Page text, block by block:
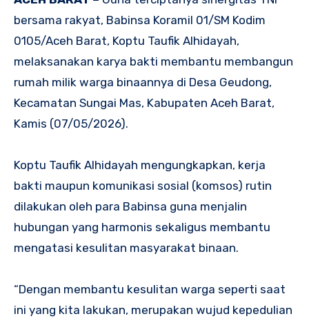
bersama rakyat, Babinsa Koramil 01/SM Kodim
0105/Aceh Barat, Koptu Taufik Alhidayah,
melaksanakan karya bakti membantu membangun
rumah milik warga binaannya di Desa Geudong,
Kecamatan Sungai Mas, Kabupaten Aceh Barat,
Kamis (07/05/2026).
Koptu Taufik Alhidayah mengungkapkan, kerja
bakti maupun komunikasi sosial (komsos) rutin
dilakukan oleh para Babinsa guna menjalin
hubungan yang harmonis sekaligus membantu
mengatasi kesulitan masyarakat binaan.
“Dengan membantu kesulitan warga seperti saat
ini yang kita lakukan, merupakan wujud kepedulian